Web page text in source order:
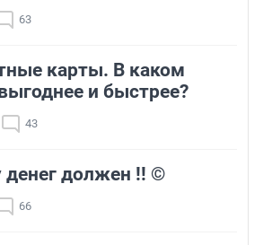
63
карты. В каком
и быстрее?
43
денег должен !! ©
66